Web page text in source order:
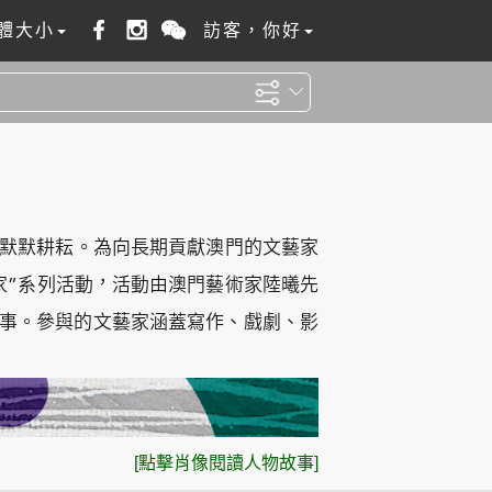
大小 訪客，你好
默耕耘。為向長期貢獻澳門的文藝家
系列活動，活動由澳門藝術家陸曦先
。參與的文藝家涵蓋寫作、戲劇、影
[點擊肖像閱讀人物故事]